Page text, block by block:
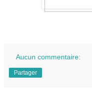
Aucun commentaire:
Partager